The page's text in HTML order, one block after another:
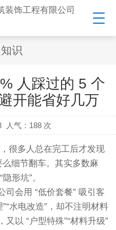
识
人踩过的 5 个
开能省好几万​
人气： 188 次
很多人总在完工后才发现
细节翻车。其实多数麻
形坑”。
司会用 “低价套餐” 吸引客
水电改造”，却不注明材料
以 “户型特殊”“材料升级”